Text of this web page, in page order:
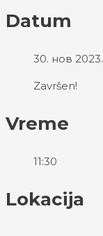
Datum
30. нов 2023.
Završen!
Vreme
11:30
Lokacija